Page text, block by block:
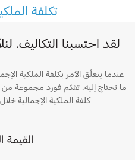
العربية
باقة الخدمة
دعم المزامنة
تكلفة
لقد احتسبنا التكاليف.
عندما يتعلّق الأمر بكلفة الملكية
ما تحتاج إليه. تقدّم فورد مجموعة من
كلفة الملكية الإجمالية
القيمة